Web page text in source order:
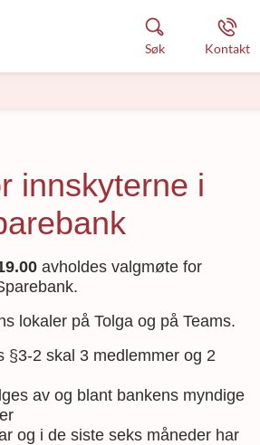
Søk Kontakt
innskyterne i
avholdes valgmøte for
lokaler på Tolga og på Teams.
§3-2 skal 3 medlemmer og 2
av og blant bankens myndige
og i de siste seks måneder har